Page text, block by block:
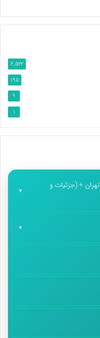
6,522
195
9
1
بهترین کلینیک های زیبایی در منطقه 1 تهران + (جزئیات و